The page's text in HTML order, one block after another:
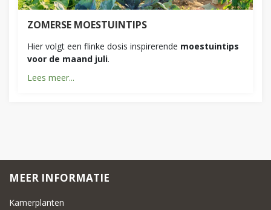
ZOMERSE MOESTUINTIPS
Hier volgt een flinke dosis inspirerende moestuintips
voor de maand juli.
Lees meer...
MEER INFORMATIE
Kamerplanten